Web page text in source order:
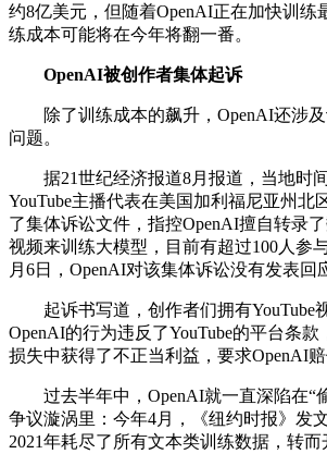
约8亿美元，但随着OpenAI正在加快训练
练成本可能将在今年将翻一番。
OpenAI被创作者集体起诉
除了训练成本的飙升，OpenAI还涉及
问题。
据21世纪经济报道8月报道，当地时
YouTube主播代表在美国加利福尼亚州北
了集体诉讼文件，指控OpenAI擅自转录
视频来训练大模型，目前有超过100人参
月6日，OpenAI对该集体诉讼没有发表回
起诉书写道，创作者们拥有YouTube
OpenAI的行为违反了YouTube的平台条
损失中获得了不正当利益，要求OpenAI赔
过去半年中，OpenAI就一直深陷在“偷
争议漩涡里：今年4月，《纽约时报》发
2021年耗尽了所有文本类训练数据，转